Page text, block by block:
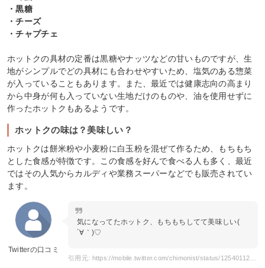
・黒糖
・チーズ
・チャプチェ
ホットクの具材の定番は黒糖やナッツなどの甘いものですが、生
地がシンプルでどの具材にも合わせやすいため、塩気のある惣菜
が入っていることもあります。また、最近では健康志向の高まり
から中身が何も入っていない生地だけのものや、油を使用せずに
作ったホットクもあるようです。
ホットクの味は？美味しい？
ホットクは餅米粉や小麦粉に白玉粉を混ぜて作るため、もちもち
とした食感が特徴です。この食感を好んで食べる人も多く、最近
ではその人気からカルディや業務スーパーなどでも販売されてい
ます。
Twitterの口コミ
気になってたホットク、もちもちしてて美味しい(
´∀｀)♡